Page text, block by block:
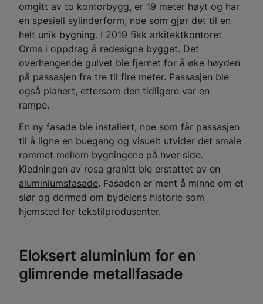
omgitt av to kontorbygg, er 19 meter høyt og har
en spesiell sylinderform, noe som gjør det til en
helt unik bygning. I 2019 fikk arkitektkontoret
Orms i oppdrag å redesigne bygget. Det
overhengende gulvet ble fjernet for å øke høyden
på passasjen fra tre til fire meter. Passasjen ble
også planert, ettersom den tidligere var en
rampe.
En ny fasade ble installert, noe som får passasjen
til å ligne en buegang og visuelt utvider det smale
rommet mellom bygningene på hver side.
Kledningen av rosa granitt ble erstattet av en
aluminiumsfasade. Fasaden er ment å minne om et
slør og dermed om bydelens historie som
hjemsted for tekstilprodusenter.
Eloksert aluminium for en
glimrende metallfasade